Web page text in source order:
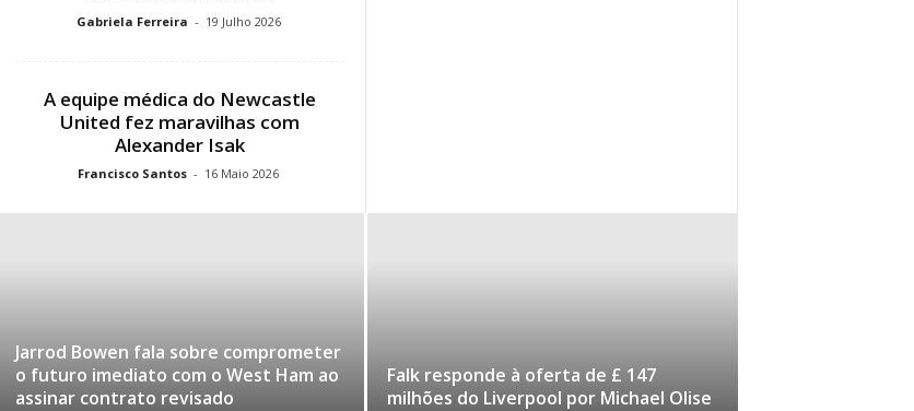
Gabriela Ferreira - 19 Julho 2026
A equipe médica do Newcastle
United fez maravilhas com
Alexander Isak
Francisco Santos - 16 Maio 2026
Jarrod Bowen fala sobre comprometer
o futuro imediato com o West Ham ao
assinar contrato revisado
Falk responde à oferta de £ 147
milhões do Liverpool por Michael Olise